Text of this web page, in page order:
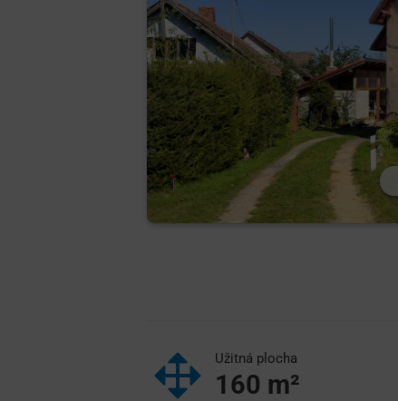
Užitná plocha
160 m²